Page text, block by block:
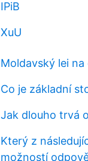
IPiB
XuU
Moldavský lei na
Co je základní
Jak dlouho trvá
Který z
možností